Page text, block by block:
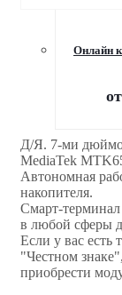
Онлайн
от
Д/Я. 7-ми
MediaTek
Автономная
накопителя.
Смарт-
в любой сферы
Если у вас есть
"Честном
приобрести